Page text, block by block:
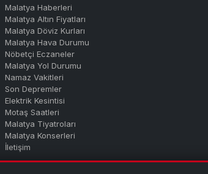
Malatya Haberleri
Malatya Altın Fiyatları
Malatya Döviz Kurları
Malatya Hava Durumu
Nöbetçi Eczaneler
Malatya Yol Durumu
Namaz Vakitleri
Son Depremler
Elektrik Kesintisi
Motaş Saatleri
Malatya Tiyatroları
Malatya Konserleri
İletişim